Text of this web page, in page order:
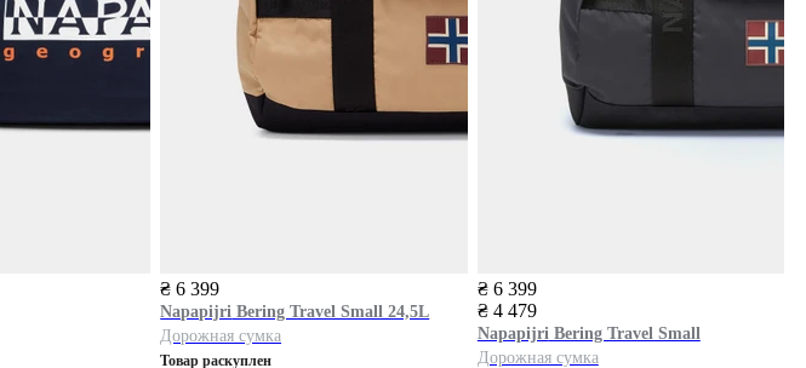
₴ 6 399
Napapijri Bering Travel Small 24,5L
Дорожная сумка
Товар раскуплен
₴ 6 399
₴ 4 479
Napapijri Bering Travel Small
Дорожная сумка